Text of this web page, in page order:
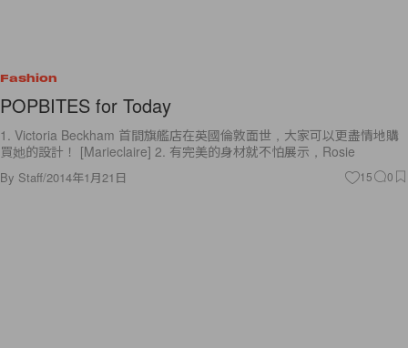
Fashion
POPBITES for Today
1. Victoria Beckham 首間旗艦店在英國倫敦面世，大家可以更盡情地購
買她的設計！ [Marieclaire] 2. 有完美的身材就不怕展示，Rosie
By Staff/2014年1月21日 15 0